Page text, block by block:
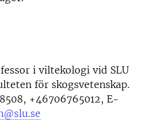
i viltekologi vid SLU
för skogsvetenskap.
+46706765012, E-